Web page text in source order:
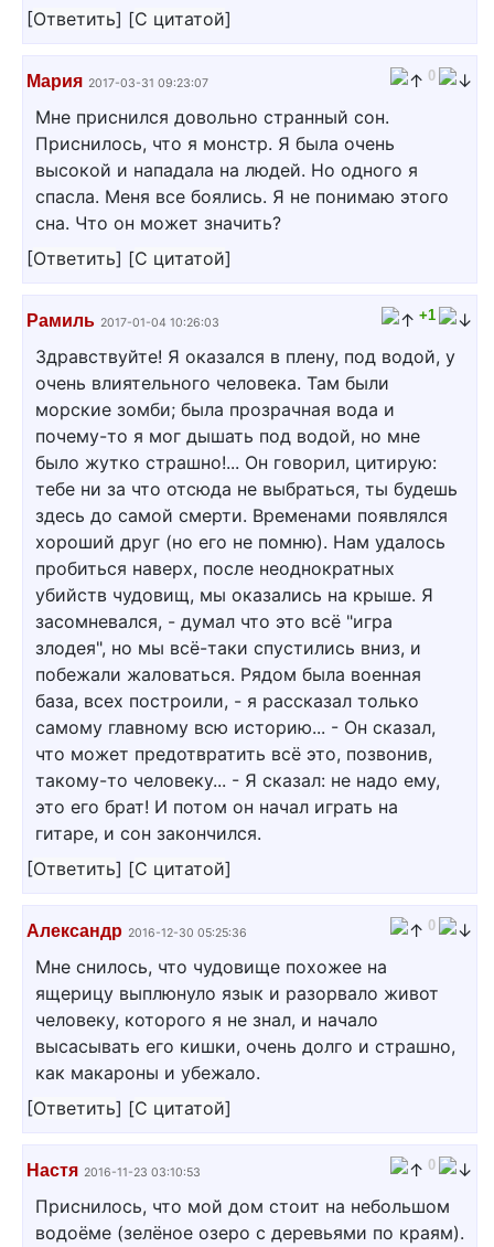
[Ответить] [С цитатой]
Мария 2017-03-31 09:23:07 0
Мне приснился довольно странный сон.
Приснилось, что я монстр. Я была очень
высокой и нападала на людей. Но одного я
спасла. Меня все боялись. Я не понимаю этого
сна. Что он может значить?
[Ответить] [С цитатой]
Рамиль 2017-01-04 10:26:03 +1
Здравствуйте! Я оказался в плену, под водой, у
очень влиятельного человека. Там были
морские зомби; была прозрачная вода и
почему-то я мог дышать под водой, но мне
было жутко страшно!... Он говорил, цитирую:
тебе ни за что отсюда не выбраться, ты будешь
здесь до самой смерти. Временами появлялся
хороший друг (но его не помню). Нам удалось
пробиться наверх, после неоднократных
убийств чудовищ, мы оказались на крыше. Я
засомневался, - думал что это всё "игра
злодея", но мы всё-таки спустились вниз, и
побежали жаловаться. Рядом была военная
база, всех построили, - я рассказал только
самому главному всю историю... - Он сказал,
что может предотвратить всё это, позвонив,
такому-то человеку... - Я сказал: не надо ему,
это его брат! И потом он начал играть на
гитаре, и сон закончился.
[Ответить] [С цитатой]
Александр 2016-12-30 05:25:36 0
Мне снилось, что чудовище похожее на
ящерицу выплюнуло язык и разорвало живот
человеку, которого я не знал, и начало
высасывать его кишки, очень долго и страшно,
как макароны и убежало.
[Ответить] [С цитатой]
Настя 2016-11-23 03:10:53 0
Приснилось, что мой дом стоит на небольшом
водоёме (зелёное озеро с деревьями по краям).